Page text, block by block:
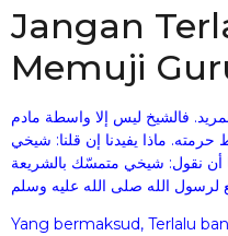
Jangan
Memuji
فالشيخ ليس إلا واسطة مادم
ماذا يفيدنا إن قلنا: شيخي
نقول: شيخي متمسّك بالشريعة
Yang bermaksud, Terlalu